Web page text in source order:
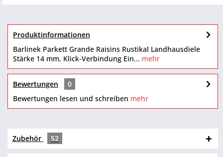
Produktinformationen
Barlinek Parkett Grande Raisins Rustikal Landhausdiele
Stärke 14 mm, Klick-Verbindung Ein... mehr
Bewertungen
0
Bewertungen lesen und schreiben mehr
Zubehör 52